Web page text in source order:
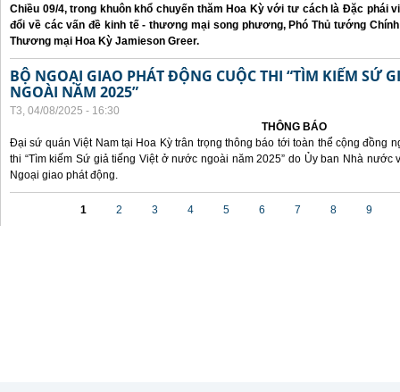
Chiều 09/4, trong khuôn khổ chuyến thăm Hoa Kỳ với tư cách là Đặc phái
đổi về các vấn đề kinh tế - thương mại song phương, Phó Thủ tướng
Thương mại Hoa Kỳ Jamieson Greer.
BỘ NGOẠI GIAO PHÁT ĐỘNG CUỘC THI “TÌM KIẾM SỨ
NGOÀI NĂM 2025”
T3, 04/08/2025 - 16:30
THÔNG BÁO
Đại sứ quán Việt Nam tại Hoa Kỳ trân trọng thông báo tới toàn thể cộng đồng
thi “Tìm kiếm Sứ giả tiếng Việt ở nước ngoài năm 2025” do Ủy ban Nhà
Ngoại giao phát động.
1 2 3 4 5 6 7 8 9